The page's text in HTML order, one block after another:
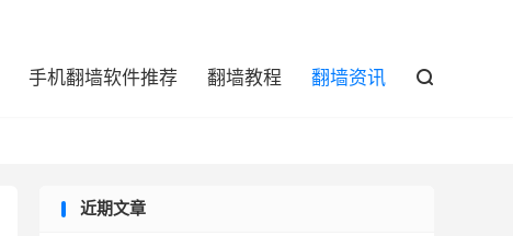
手机翻墙软件推荐 翻墙教程 翻墙资讯 
近期文章